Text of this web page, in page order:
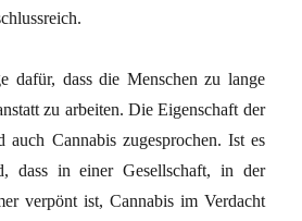
dafür, dass die Menschen zu lange
zu arbeiten. Die Eigenschaft der
auch Cannabis zugesprochen. Ist es
dass in einer Gesellschaft, in der
verpönt ist, Cannabis im Verdacht